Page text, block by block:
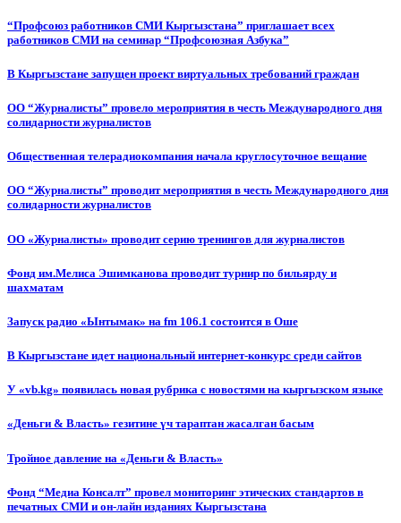
“Профсоюз работников СМИ Кыргызстана” приглашает всех
работников СМИ на семинар “Профсоюзная Азбука”
В Кыргызстане запущен проект виртуальных требований граждан
ОО “Журналисты” провело мероприятия в честь Международного дня
солидарности журналистов
Общественная телерадиокомпания начала круглосуточное вещание
ОО “Журналисты” проводит мероприятия в честь Международного дня
солидарности журналистов
ОО «Журналисты» проводит серию тренингов для журналистов
Фонд им.Мелиса Эшимканова проводит турнир по бильярду и
шахматам
Запуск радио «Ынтымак» на fm 106.1 состоится в Оше
В Кыргызстане идет национальный интернет-конкурс среди сайтов
У «vb.kg» появилась новая рубрика с новостями на кыргызском языке
«Деньги & Власть» гезитине үч тараптан жасалган басым
Тройное давление на «Деньги & Власть»
Фонд “Медиа Консалт” провел мониторинг этических стандартов в
печатных СМИ и он-лайн изданиях Кыргызстана